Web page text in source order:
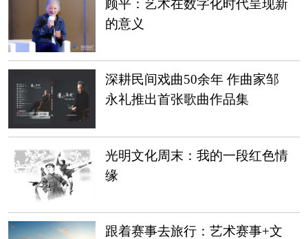
顾平：艺术在数字化时代呈现新
的意义
深耕民间戏曲50余年 作曲家邹
永礼推出首张歌曲作品集
光明文化周末：我的一段红色情
缘
跟着赛事去旅行：艺术赛事+文